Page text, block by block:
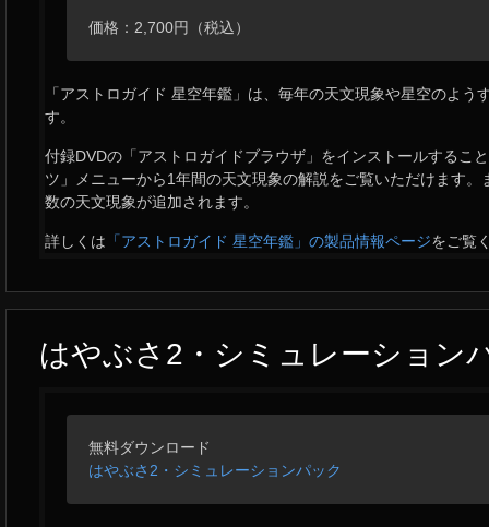
価格：2,700円（税込）
「アストロガイド 星空年鑑」は、毎年の天文現象や星空のよ
す。
付録DVDの「アストロガイドブラウザ」をインストールするこ
ツ」メニューから1年間の天文現象の解説をご覧いただけます
数の天文現象が追加されます。
詳しくは 「アストロガイド 星空年鑑」の製品情報ページをご覧
はやぶさ2・シミュレーション
無料ダウンロード
はやぶさ2・シミュレーションパック